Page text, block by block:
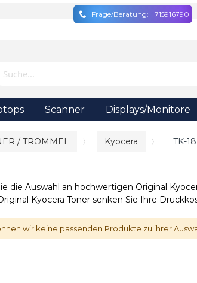
Frage/Beratung: 715916790
Scanner Displays/Monitore
/ TROMMEL Kyocera TK-18
die Auswahl an hochwertigen Original
Kyocera Toner senken Sie Ihre
wir keine passenden Produkte zu ihrer